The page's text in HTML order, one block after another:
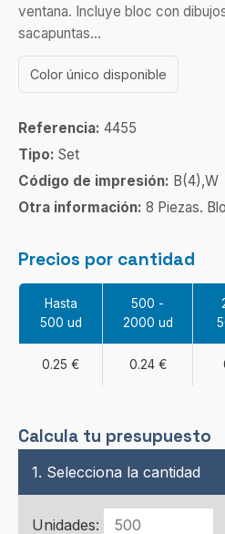
ventana. Incluye bloc con
sacapuntas...
Color único disponible
Referencia: 4455
Tipo: Set
Código de impresión: B(4),W
Otra información: 8 Piezas.
Precios por cantidad
Hasta
500 ud
500 -
2000 ud
0.25 € 0.24 €
Calcula tu presupuesto
1. Selecciona la cantidad
Unidades: